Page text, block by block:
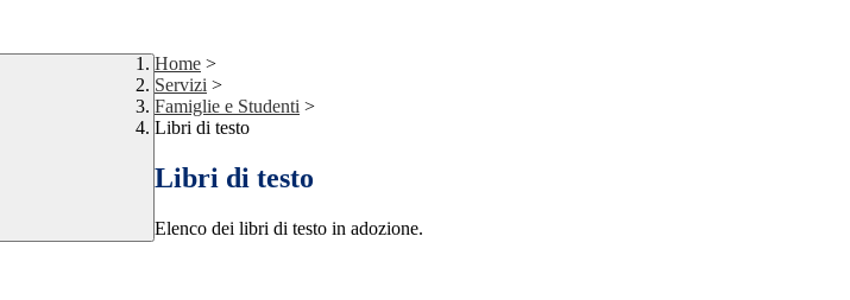
Home >
Servizi >
Famiglie e Studenti >
Libri di testo
Libri di testo
Elenco dei libri di testo in adozione.